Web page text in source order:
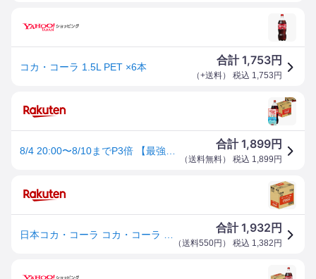
コカ・コーラ 1.5L PET ×6本
合計1,753円
（+送料） 税込 1,753 円
合計1,899円
（送料無料） 税込 1,899 円
合計1,932 円
（送料550円 ） 税込 1,382 円